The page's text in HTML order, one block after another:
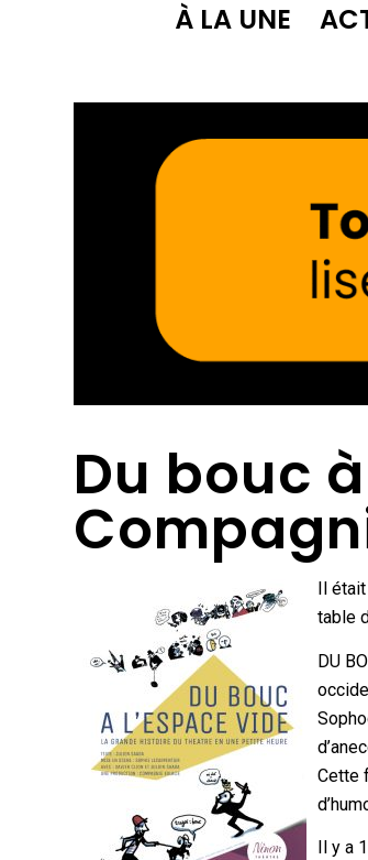
À LA UNE
Du bouc
Il était
table
DU
Cette
Il y a